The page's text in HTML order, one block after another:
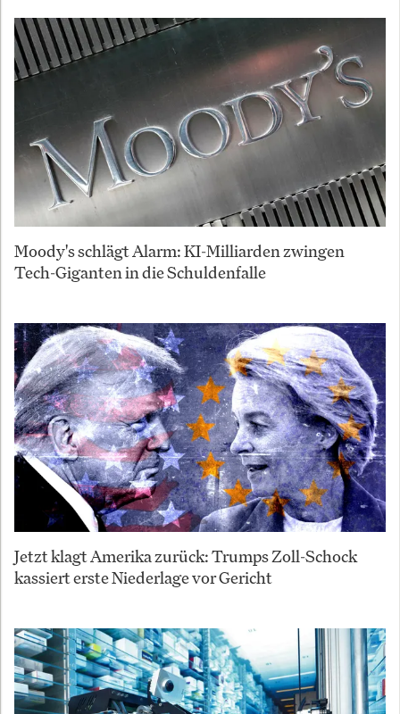
Moody's schlägt Alarm: KI-Milliarden zwingen
Tech-Giganten in die Schuldenfalle
Jetzt klagt Amerika zurück: Trumps Zoll-Schock
kassiert erste Niederlage vor Gericht